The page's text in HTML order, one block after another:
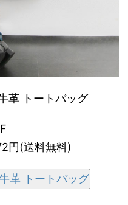
革 トートバッグ
円(送料無料)
革 トートバッグ